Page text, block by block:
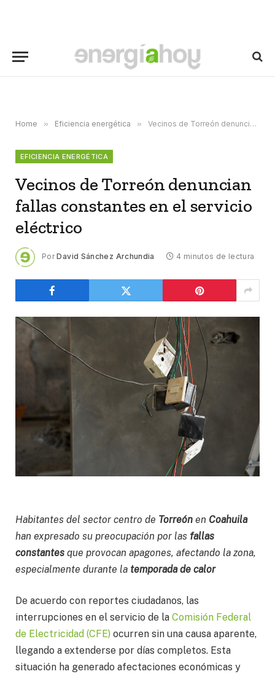
Home » Eficiencia energética » Vecinos de Torreón denuncian fallas constantes en el servicio eléctrico
EFICIENCIA ENERGÉTICA
Vecinos de Torreón denuncian
fallas constantes en el servicio
eléctrico
Por David Sánchez Archundia 4 minutos de lectura
Habitantes del sector centro de Torreón en Coahuila
han expresado su preocupación por las fallas
constantes que provocan apagones, afectando la zona,
especialmente durante la temporada de calor
De acuerdo con reportes ciudadanos, las
interrupciones en el servicio de la Comisión Federal
de Electricidad (CFE) ocurren sin una causa aparente,
llegando a extenderse por días completos. Esta
situación ha generado afectaciones económicas y